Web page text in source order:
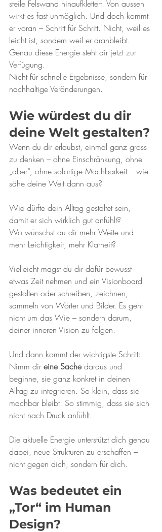
steile Felswand hinaufklettert. Von aussen
wirkt es fast unmöglich. Und doch kommt
er voran – Schritt für Schritt. Nicht, weil es
leicht ist, sondern weil er dranbleibt.
Genau diese Energie steht dir jetzt zur
Verfügung.
Nicht für schnelle Ergebnisse, sondern für
nachhaltige Veränderungen.
Wie würdest du dir
deine Welt gestalten?
Wenn du dir erlaubst, einmal ganz gross
zu denken – ohne Einschränkung, ohne
„aber“, ohne sofortige Machbarkeit – wie
sähe deine Welt dann aus?
Wie dürfte dein Alltag gestaltet sein,
damit er sich wirklich gut anfühlt?
Wo wünschst du dir mehr Weite und
mehr Leichtigkeit, mehr Klarheit?
Vielleicht magst du dir dafür bewusst
etwas Zeit nehmen und ein Visionboard
gestalten oder schreiben, zeichnen,
sammeln von Wörter und Bilder. Es geht
nicht um das Wie – sondern darum,
deiner inneren Vision zu folgen.
Und dann kommt der wichtigste Schritt:
Nimm dir eine Sache daraus und
beginne, sie ganz konkret in deinen
Alltag zu integrieren. So klein, dass sie
machbar bleibt. So stimmig, dass sie sich
nicht nach Druck anfühlt.
Die aktuelle Energie unterstützt dich genau
dabei, neue Strukturen zu erschaffen –
nicht gegen dich, sondern für dich.
Was bedeutet ein
„Tor“ im Human
Design?